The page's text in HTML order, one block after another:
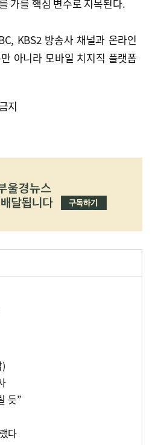
가를 핵심 변수로 지목된다.
KBS2 방송사 채널과 온라인
아니라 모바일 치지직 플랫폼
지
듯”
다